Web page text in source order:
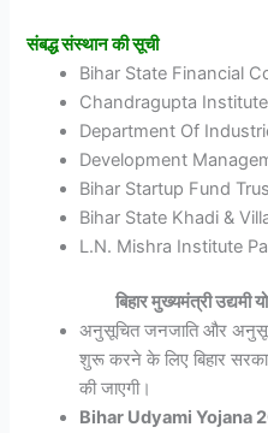
संबद्ध संस्थान की सूची
Bihar State Financial
Chandragupta
Department Of
Development
Bihar Startup Fund
Bihar State Khadi &
L.N. Mishra Institute
बिहार मुख्यमंत्री उद्यमी
अनुसूचित जनजाति और
शुरू करने के लिए बिहार
की जाएगी।
Bihar Udyami Yojana